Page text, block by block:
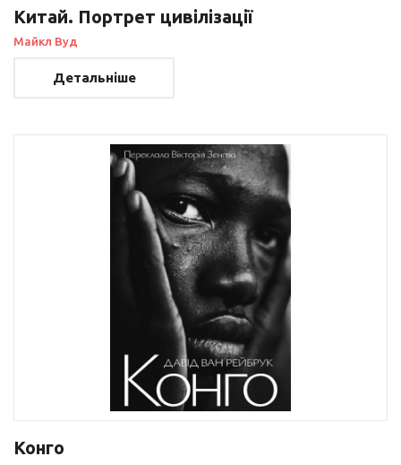
Китай. Портрет цивілізації
Майкл Вуд
Детальніше
Конго